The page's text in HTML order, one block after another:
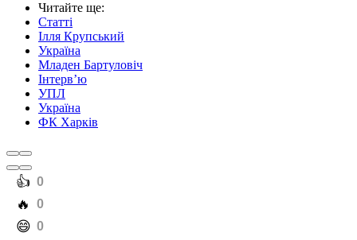
Читайте ще:
Статті
Ілля Крупський
Україна
Младен Бартуловіч
Інтерв’ю
УПЛ
Україна
ФК Харків
️👍 0
️🔥 0
️😄 0